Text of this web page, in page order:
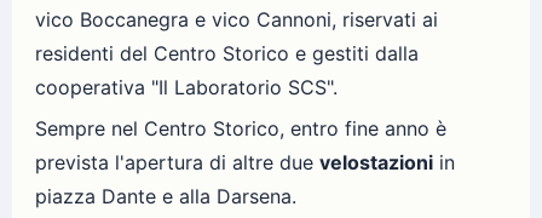
vico Boccanegra e vico Cannoni, riservati ai
residenti del Centro Storico e gestiti dalla
cooperativa "Il Laboratorio SCS".
Sempre nel Centro Storico, entro fine anno è
prevista l'apertura di altre due velostazioni in
piazza Dante e alla Darsena.